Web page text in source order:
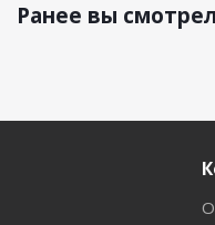
Ранее вы